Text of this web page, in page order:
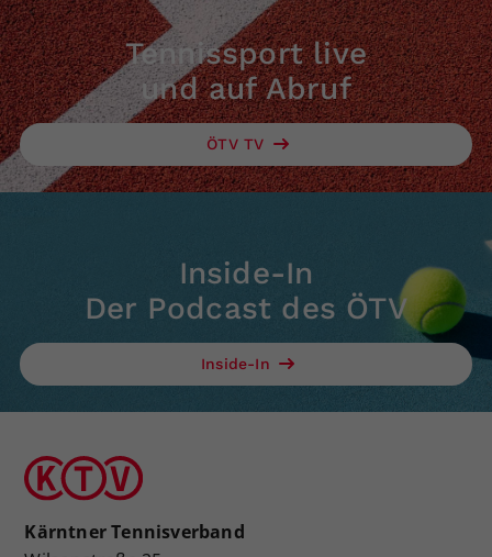
Tennissport live
und auf Abruf
ÖTV TV
Inside-In
Der Podcast des ÖTV
Inside-In
Kärntner Tennisverband